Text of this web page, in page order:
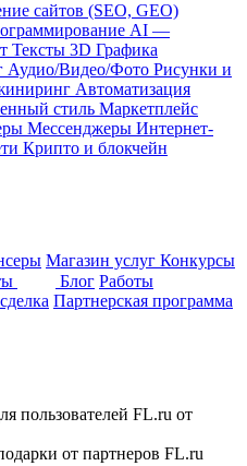
сайтов (SEO, GEO)
AI —
Тексты 3D Графика
Аудио/Видео/Фото Рисунки и
Автоматизация
стиль Маркетплейс
Мессенджеры Интернет-
Крипто и блокчейн
Магазин услуг Конкурсы
Блог Работы
Партнерская программа
пользователей FL.ru от
от партнеров FL.ru